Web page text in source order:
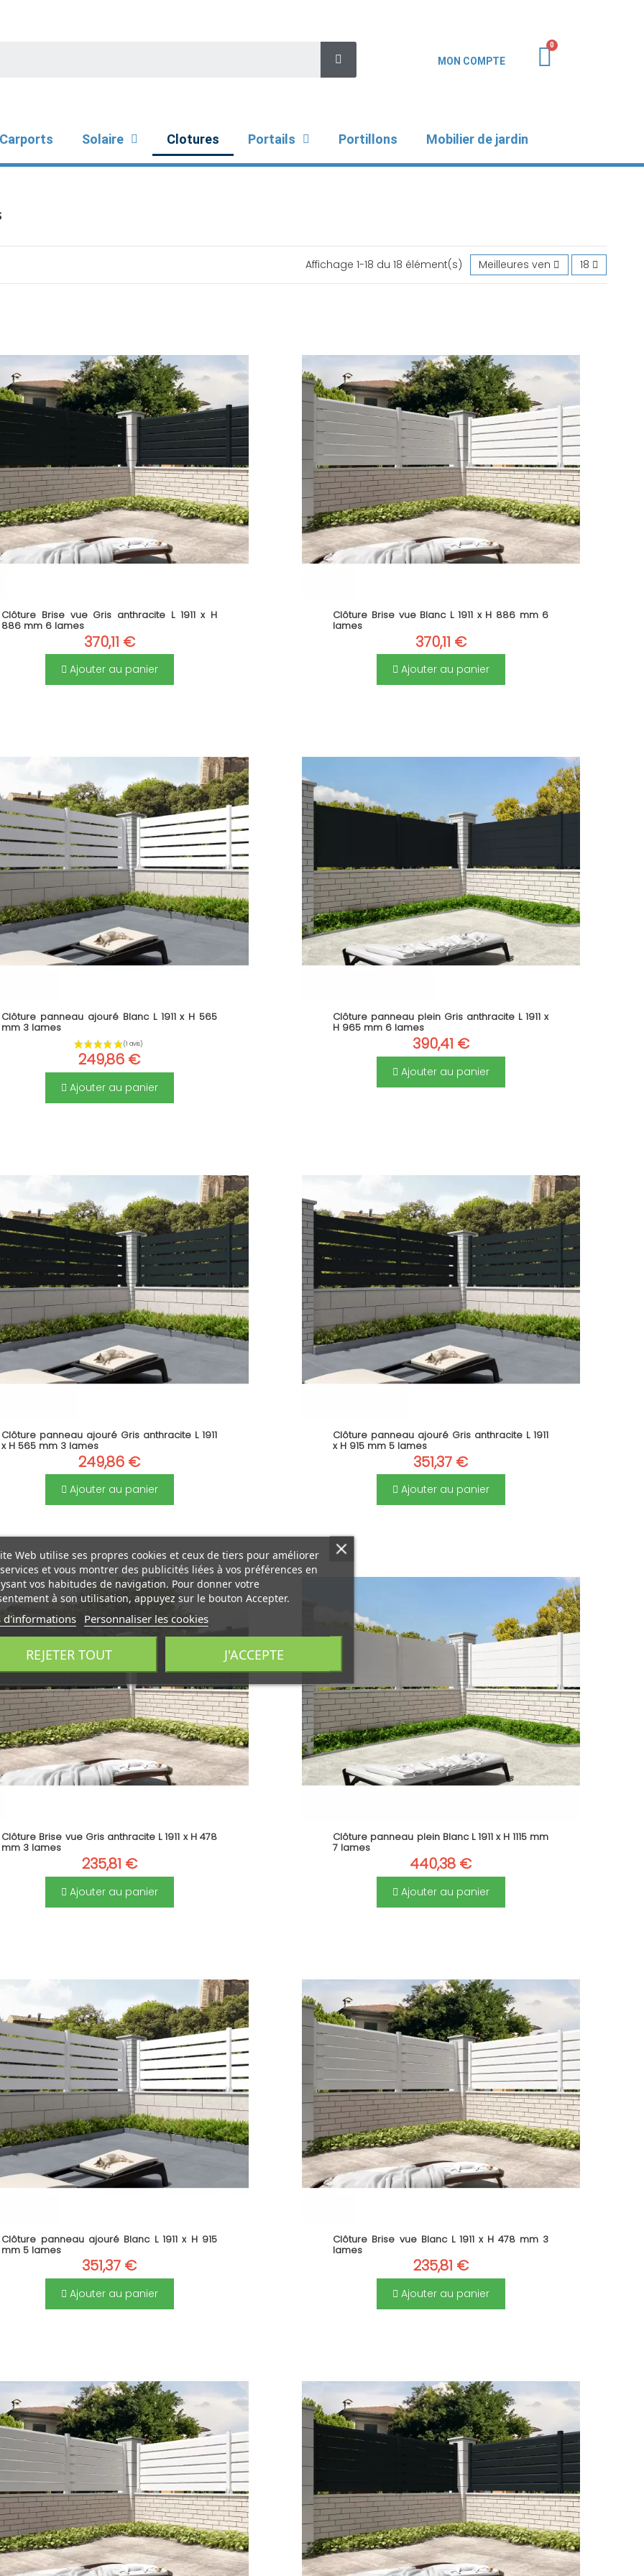
MON COMPTE
Carports Solaire Clotures Portails Portillons Mobilier de jardin
Affichage 1-18 du 18 élément(s) Meilleures ventes en premier
18
Clôture Brise vue Gris anthracite L 1911 x H
886 mm 6 lames
370,11 €
Ajouter au panier
Clôture Brise vue Blanc L 1911 x H 886 mm 6
lames
370,11 €
Ajouter au panier
Clôture panneau ajouré Blanc L 1911 x H 565
mm 3 lames
(1 avis)
249,86 €
Ajouter au panier
Clôture panneau plein Gris anthracite L 1911 x
H 965 mm 6 lames
390,41 €
Ajouter au panier
Clôture panneau ajouré Gris anthracite L 1911
x H 565 mm 3 lames
249,86 €
Ajouter au panier
Clôture panneau ajouré Gris anthracite L 1911
x H 915 mm 5 lames
351,37 €
Ajouter au panier
Clôture Brise vue Gris anthracite L 1911 x H 478
mm 3 lames
235,81 €
Ajouter au panier
Clôture panneau plein Blanc L 1911 x H 1115 mm
7 lames
440,38 €
Ajouter au panier
Clôture panneau ajouré Blanc L 1911 x H 915
mm 5 lames
351,37 €
Ajouter au panier
Clôture Brise vue Blanc L 1911 x H 478 mm 3
lames
235,81 €
Ajouter au panier
Web utilise ses propres cookies et ceux de tiers pour améliorer
et vous montrer des publicités liées à vos préférences en
vos habitudes de navigation. Pour donner votre
à son utilisation, appuyez sur le bouton Accepter.
d'informations Personnaliser les cookies
REJETER TOUT J'ACCEPTE